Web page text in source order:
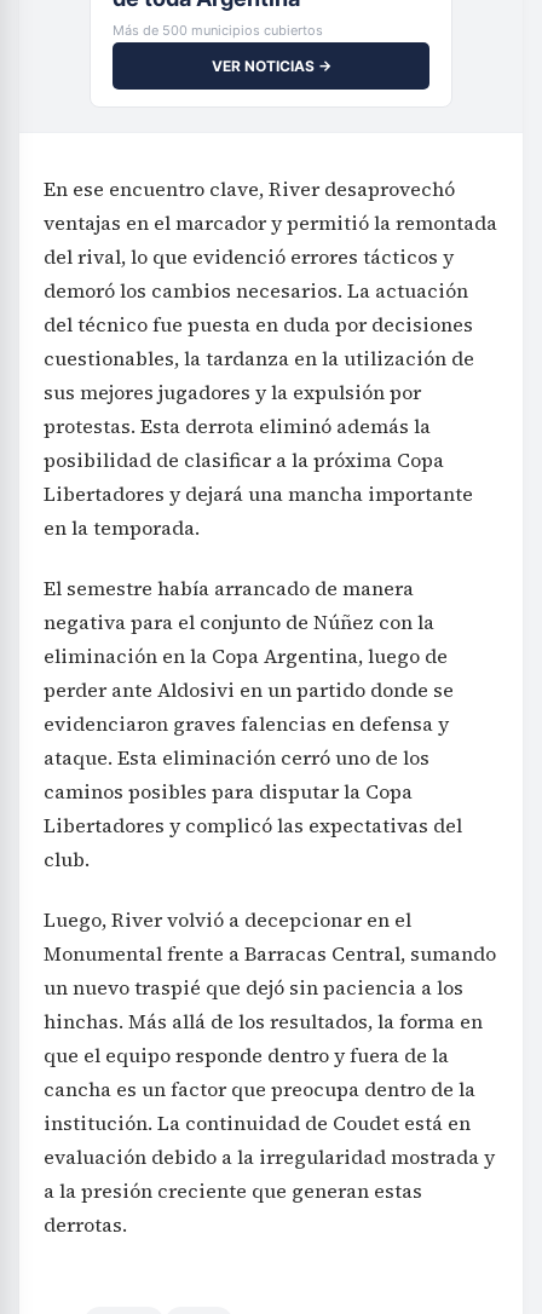
Más de 500 municipios cubiertos
VER NOTICIAS →
En ese encuentro clave, River desaprovechó
ventajas en el marcador y permitió la remontada
del rival, lo que evidenció errores tácticos y
demoró los cambios necesarios. La actuación
del técnico fue puesta en duda por decisiones
cuestionables, la tardanza en la utilización de
sus mejores jugadores y la expulsión por
protestas. Esta derrota eliminó además la
posibilidad de clasificar a la próxima Copa
Libertadores y dejará una mancha importante
en la temporada.
El semestre había arrancado de manera
negativa para el conjunto de Núñez con la
eliminación en la Copa Argentina, luego de
perder ante Aldosivi en un partido donde se
evidenciaron graves falencias en defensa y
ataque. Esta eliminación cerró uno de los
caminos posibles para disputar la Copa
Libertadores y complicó las expectativas del
club.
Luego, River volvió a decepcionar en el
Monumental frente a Barracas Central, sumando
un nuevo traspié que dejó sin paciencia a los
hinchas. Más allá de los resultados, la forma en
que el equipo responde dentro y fuera de la
cancha es un factor que preocupa dentro de la
institución. La continuidad de Coudet está en
evaluación debido a la irregularidad mostrada y
a la presión creciente que generan estas
derrotas.